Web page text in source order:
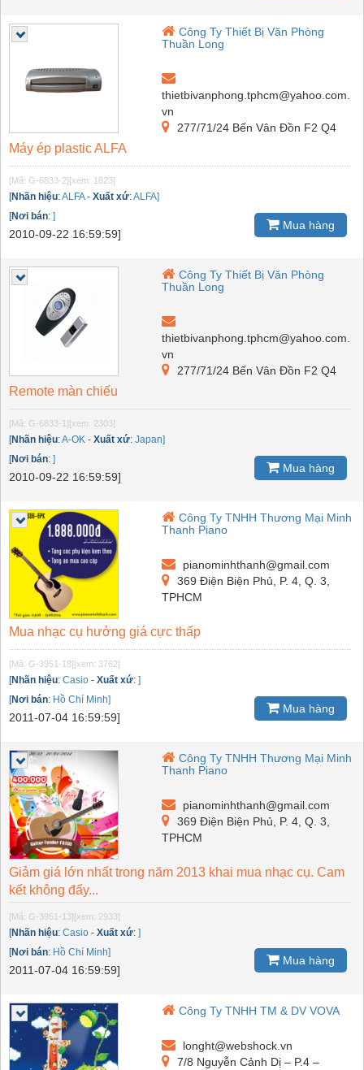
Công Ty Thiết Bị Văn Phòng
Thuần Long
thietbivanphong.tphcm@yahoo.com.
vn
277/71/24 Bến Vân Đồn F2 Q4
Máy ép plastic ALFA
[Mã: G-6833-2] [xem: 1823]
[Nhãn hiệu:ALFA- Xuất xứ:ALFA]
[Nơi bán: ]
2010-09-22 16:59:59]
Mua hàng
Công Ty Thiết Bị Văn Phòng
Thuần Long
thietbivanphong.tphcm@yahoo.com.
vn
277/71/24 Bến Vân Đồn F2 Q4
Remote màn chiếu
[Mã: G-6833-1] [xem: 2303]
[Nhãn hiệu:A-OK - Xuất xứ: Japan]
[Nơi bán: ]
2010-09-22 16:59:59]
Mua hàng
Công Ty TNHH Thương Mại Minh
Thanh Piano
pianominhthanh@gmail.com
369 Điện Biện Phủ, P. 4, Q. 3,
TPHCM
Mua nhạc cụ hưởng giá cực thấp
[Mã: G-3951-18] [xem: 3762]
[Nhãn hiệu: Casio - Xuất xứ: ]
[Nơi bán: Hồ Chí Minh]
2011-07-04 16:59:59]
Mua hàng
Công Ty TNHH Thương Mại Minh
Thanh Piano
pianominhthanh@gmail.com
369 Điện Biện Phủ, P. 4, Q. 3,
TPHCM
Giảm giá lớn nhất trong năm 2013 khai mua nhạc cụ. Cam
kết không đẩy...
[Mã: G-3951-13] [xem: 2933]
[Nhãn hiệu: Casio - Xuất xứ: ]
[Nơi bán: Hồ Chí Minh]
2011-07-04 16:59:59]
Mua hàng
Công Ty TNHH TM & DV VOVA
longht@webshock.vn
7/8 Nguyễn Cảnh Dị – P.4 –